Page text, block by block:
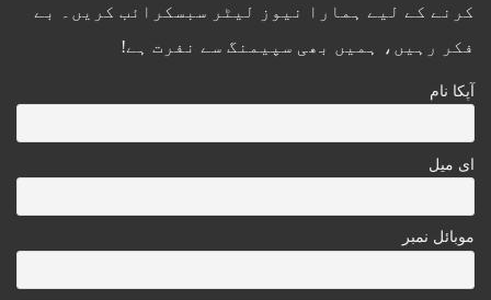
کرنے کے لیے ہمارا نیوز لیٹر سبسکرائب کریں۔ بے
فکر رہیں، ہمیں بھی سپیمنگ سے نفرت ہے!
آپکا نام
ای میل
موبائل نمبر